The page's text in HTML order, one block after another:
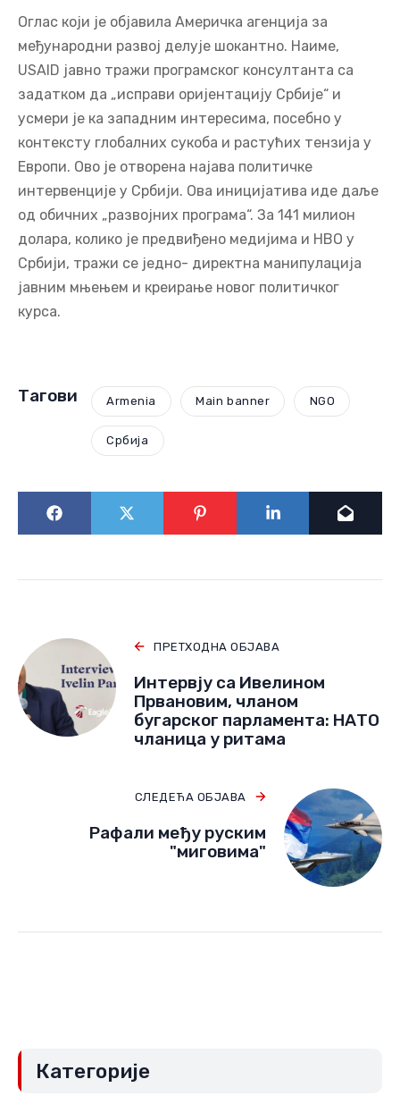
Оглас који је објавила Америчка агенција за
међународни развој делује шокантно. Наиме,
USAID јавно тражи програмског консултанта са
задатком да „исправи оријентацију Србије“ и
усмери је ка западним интересима, посебно у
контексту глобалних сукоба и растућих тензија у
Европи. Ово је отворена најава политичке
интервенције у Србији. Ова иницијатива иде даље
од обичних „развојних програма“. За 141 милион
долара, колико је предвиђено медијима и НВО у
Србији, тражи се једно- директна манипулација
јавним мњењем и креирање новог политичког
курса.
Тагови Armenia Main banner NGO
Србија
ПРЕТХОДНА ОБЈАВА
Интервју са Ивелином
Првановим, чланом
бугарског парламента: НАТО
чланица у ритама
СЛЕДЕЋА ОБЈАВА
Рафали међу руским
"миговима"
Категорије